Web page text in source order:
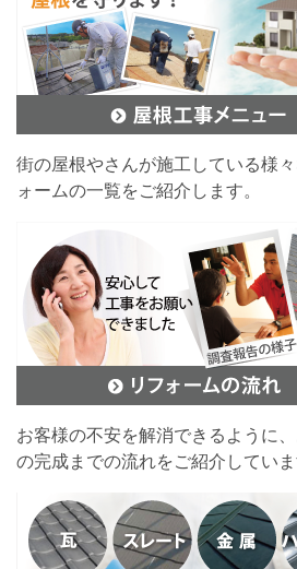
街の屋根やさんが施工している様
ォームの一覧をご紹介します。
お客様の不安を解消できるように
の完成までの流れをご紹介していま